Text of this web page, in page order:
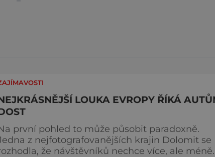
LOUKA EVROPY ŘÍKÁ
první pohled to může působit paradoxně.
z nejfotografovanějších krajin Dolomit se
že návštěvníků nechce více, ale méně.